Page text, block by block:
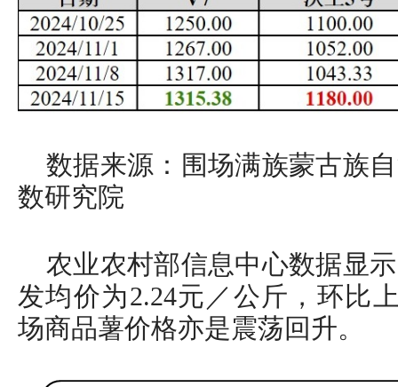
数据来源：围场满族蒙古族
数研究院
农业农村部信息中心数据显
发均价为2.24元／公斤，环比
场商品薯价格亦是震荡回升。